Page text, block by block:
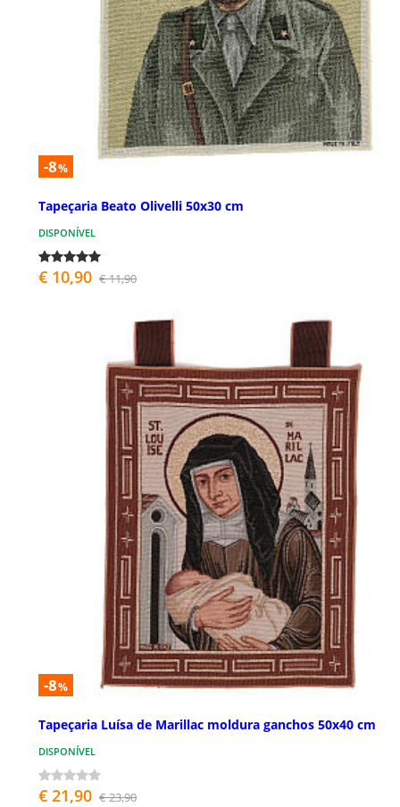
-8%
Tapeçaria Beato Olivelli 50x30 cm
DISPONÍVEL
€ 10,90 € 11,90
-8%
Tapeçaria Luísa de Marillac moldura ganchos 50x40 cm
DISPONÍVEL
€ 21,90 € 23,90